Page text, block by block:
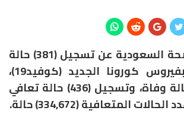
أعلنت وزارة الصحة‬⁩ السعودية عن تسجيل (381) حالة
إصابة جديدة بفيروس كورونا‬⁩ الجديد (كوفيد19)،
وتسجيل (17) حالة وفاة، وتسجيل (436) حالة تعافي
المتعافية (334,672) حالة.